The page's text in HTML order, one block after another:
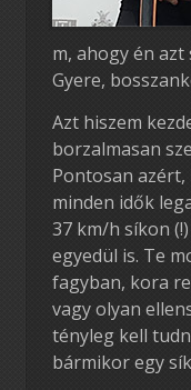
m, ahogy én
Gyere,
Azt hiszem
borzalmasan
Pontosan
minden idők
37 km/h síkon
egyedül is. Te
fagyban, kora
vagy olyan
tényleg kell
bármikor egy